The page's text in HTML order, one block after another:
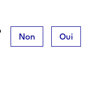
Non Oui